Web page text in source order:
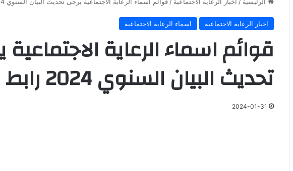
اخبار الرعاية الاجتماعية اسماء الرعاية الاجتماعية
قوائم اسماء الرعاية
تحديث البيان السنوي 2024 رابط مباشر
2024-01-31